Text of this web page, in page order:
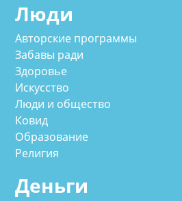
Люди
Авторские программы
Забавы ради
Здоровье
Искусство
Люди и общество
Ковид
Образование
Религия
Деньги